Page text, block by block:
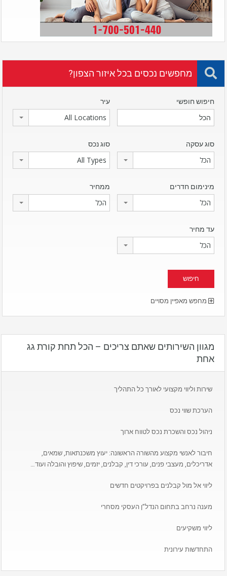
מחפשים נכסים בכל איזור הצפון?
חיפוש חופשי עיר
All Locations
סוג עסקה
הכל
סוג נכס
All Types
מינימום חדרים
הכל
ממחיר
הכל
עד מחיר
הכל
מחפש מאפיין מסויים
מגוון השירותים שאתם צריכים – הכל תחת קורת גג
אחת
שירות וליווי מקצועי לאורך כל התהליך
הערכת שווי נכס
ניהול נכס והשכרת נכס לטווח ארוך
חיבור לאנשי מקצוע מהשורה הראשונה: יעוץ משכנתאות, שמאים,
אדריכלים, מעצבי פנים, עורכי דין, קבלנים, יזמים, שיפוץ והובלה ועוד…
ליווי אל מול קבלנים בפרויקטים חדשים
מענה נרחב בתחום הנדל”ן העסקי מסחרי
ליווי משקיעים
התחדשות עירונית